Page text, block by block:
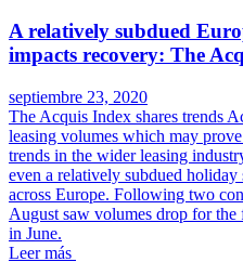
A relatively subdued
impacts recovery: The
septiembre 23, 2020
The Acquis Index shares trends
leasing volumes which may
trends in the wider leasing
even a relatively subdued holiday
across Europe. Following two
August saw volumes drop for the
in June.
Leer más